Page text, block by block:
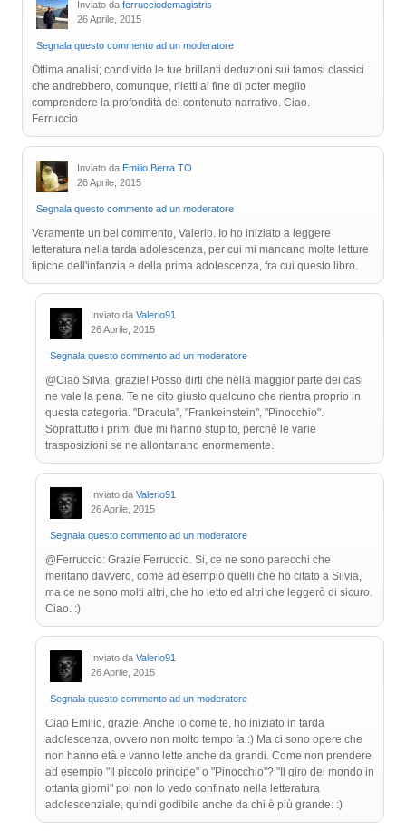
Inviato da ferrucciodemagistris
26 Aprile, 2015
Segnala questo commento ad un moderatore
Ottima analisi; condivido le tue brillanti deduzioni sui famosi classici
che andrebbero, comunque, riletti al fine di poter meglio
comprendere la profondità del contenuto narrativo. Ciao.
Ferruccio
Inviato da Emilio Berra TO
26 Aprile, 2015
Segnala questo commento ad un moderatore
Veramente un bel commento, Valerio. Io ho iniziato a leggere
letteratura nella tarda adolescenza, per cui mi mancano molte letture
tipiche dell'infanzia e della prima adolescenza, fra cui questo libro.
Inviato da Valerio91
26 Aprile, 2015
Segnala questo commento ad un moderatore
@Ciao Silvia, grazie! Posso dirti che nella maggior parte dei casi
ne vale la pena. Te ne cito giusto qualcuno che rientra proprio in
questa categoria. "Dracula", "Frankeinstein", "Pinocchio".
Soprattutto i primi due mi hanno stupito, perchè le varie
trasposizioni se ne allontanano enormemente.
Inviato da Valerio91
26 Aprile, 2015
Segnala questo commento ad un moderatore
@Ferruccio: Grazie Ferruccio. Si, ce ne sono parecchi che
meritano davvero, come ad esempio quelli che ho citato a Silvia,
ma ce ne sono molti altri, che ho letto ed altri che leggerò di sicuro.
Ciao. :)
Inviato da Valerio91
26 Aprile, 2015
Segnala questo commento ad un moderatore
Ciao Emilio, grazie. Anche io come te, ho iniziato in tarda
adolescenza, ovvero non molto tempo fa :) Ma ci sono opere che
non hanno età e vanno lette anche da grandi. Come non prendere
ad esempio "Il piccolo principe" o "Pinocchio"? "Il giro del mondo in
ottanta giorni" poi non lo vedo confinato nella letteratura
adolescenziale, quindi godibile anche da chi è più grande. :)